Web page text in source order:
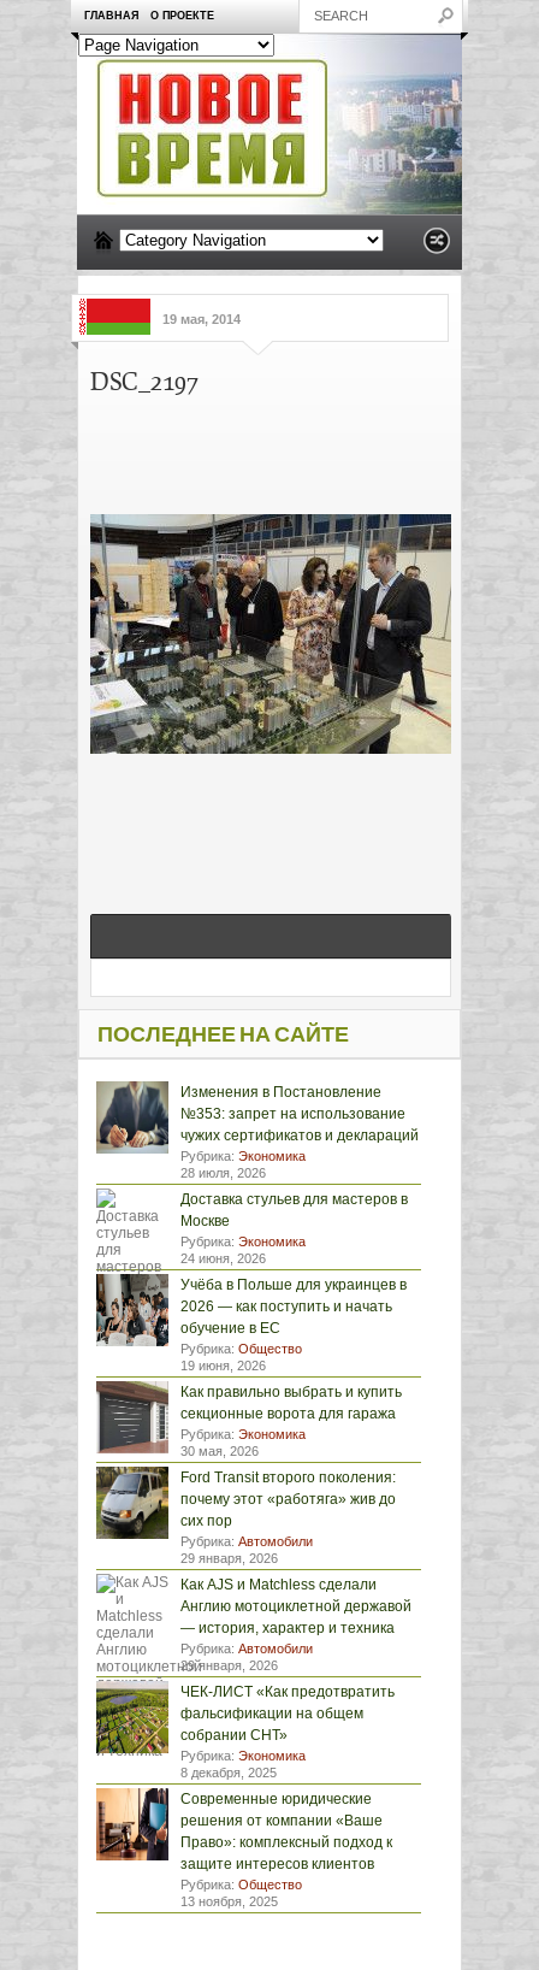
ГЛАВНАЯ О ПРОЕКТЕ
19 мая, 2014
DSC_2197
ПОСЛЕДНЕЕ НА САЙТЕ
Изменения в Постановление
№353: запрет на использование
чужих сертификатов и деклараций
Рубрика: Экономика
28 июля, 2026
Доставка стульев для мастеров в
Москве
Рубрика: Экономика
24 июня, 2026
Учёба в Польше для украинцев в
2026 — как поступить и начать
обучение в ЕС
Рубрика: Общество
19 июня, 2026
Как правильно выбрать и купить
секционные ворота для гаража
Рубрика: Экономика
30 мая, 2026
Ford Transit второго поколения:
почему этот «работяга» жив до
сих пор
Рубрика: Автомобили
29 января, 2026
Как AJS и Matchless сделали
Англию мотоциклетной державой
— история, характер и техника
Рубрика: Автомобили
29 января, 2026
ЧЕК-ЛИСТ «Как предотвратить
фальсификации на общем
собрании СНТ»
Рубрика: Экономика
8 декабря, 2025
Современные юридические
решения от компании «Ваше
Право»: комплексный подход к
защите интересов клиентов
Рубрика: Общество
13 ноября, 2025